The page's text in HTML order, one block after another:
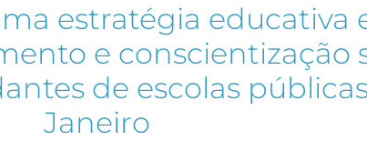
estratégia educativa
e conscientização
de escolas
Janeiro